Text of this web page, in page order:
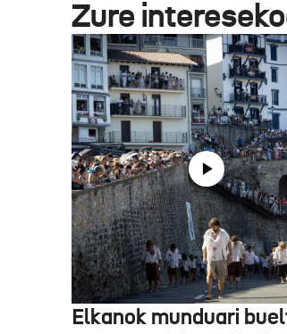
Zure
Elkanok munduari